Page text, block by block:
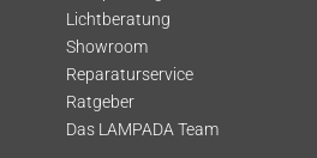
Lichtberatung
Showroom
Reparaturservice
Ratgeber
Das LAMPADA Team